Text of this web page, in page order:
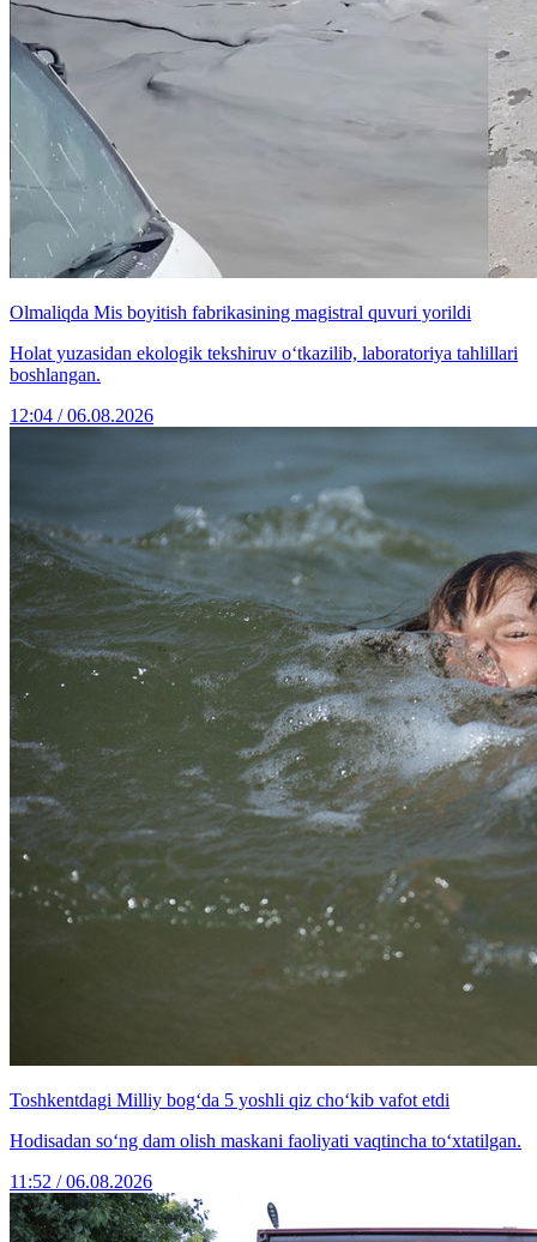
Olmaliqda Mis boyitish fabrikasining magistral quvuri yorildi
Holat yuzasidan ekologik tekshiruv o‘tkazilib, laboratoriya tahlillari
boshlangan.
12:04 / 06.08.2026
Toshkentdagi Milliy bog‘da 5 yoshli qiz cho‘kib vafot etdi
Hodisadan so‘ng dam olish maskani faoliyati vaqtincha to‘xtatilgan.
11:52 / 06.08.2026